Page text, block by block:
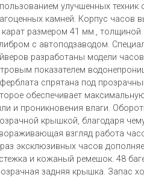
улучшенных техник
камней. Корпус часов
карат размером 41 мм.,
с автоподзаводом.
разработаны модели
показателем
спрятана под
обеспечивает
и проникновения влаги.
крышкой, благодаря
взгляд работа
эксклюзивных часов
и кожаный ремешок. 48
задняя крышка. Запас